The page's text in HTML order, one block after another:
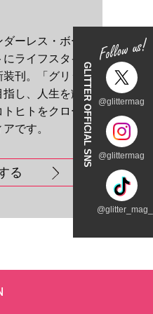
GLITTER OFFICIAL SNS @glittermag
@glittermag
ーレス・ボー
ライフスタイ
刊。「グリッ
し、人生を輝
ヒトをクロー
です。
る